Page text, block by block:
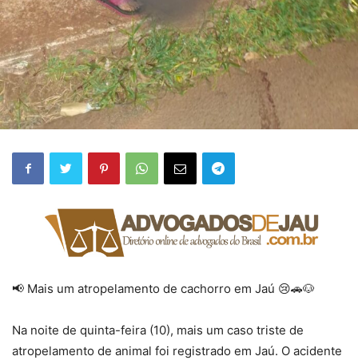
📢 Mais um atropelamento de cachorro em Jaú 😢🚗🐶
Na noite de quinta-feira (10), mais um caso triste de
atropelamento de animal foi registrado em Jaú. O acidente